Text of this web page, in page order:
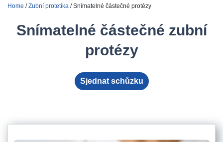
Home /Zubní protetika / Snímatelné částečné protézy
Snímatelné částečné zubní
protézy
Sjednat schůzku